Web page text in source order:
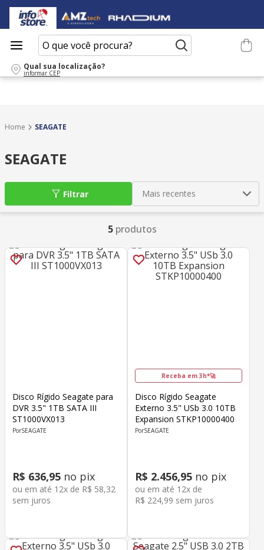
O que você procura?
Qual sua localização?
informar CEP
SEAGATE
SEAGATE
Mais recentes
Filtrar
5 produtos
Disco Rígido Seagate para
DVR 3.5" 1TB SATA III
ST1000VX013
SEAGATE
R$ 636,95 no pix
ou em até 12x de R$ 58,32
sem juros
Receba em 3h*🚀
Disco Rígido Seagate
Externo 3.5" USb 3.0 10TB
Expansion STKP10000400
SEAGATE
R$ 2.456,95 no pix
ou em até 12x de
R$ 224,99 sem juros